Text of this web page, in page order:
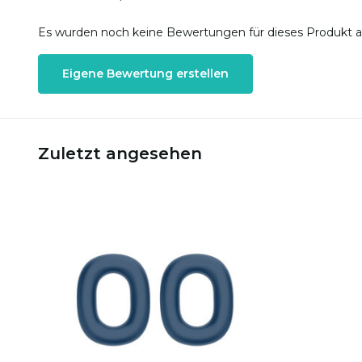
Es wurden noch keine Bewertungen für dieses Produkt
Eigene Bewertung erstellen
Zuletzt angesehen